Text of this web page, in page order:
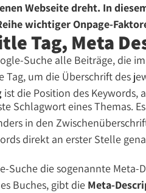
Webseite dreht. In
wichtiger Onpage-
Tag, Meta
Suche alle Beiträge, die
um die Überschrift des
ist die Position des
Schlagwort eines Themas.
in den
direkt an erster Stelle
Suche die sogenannte Meta-
Buches, gibt die Meta-